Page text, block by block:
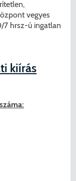
vegyes
7 hrsz-ú ingatlan
kiírás